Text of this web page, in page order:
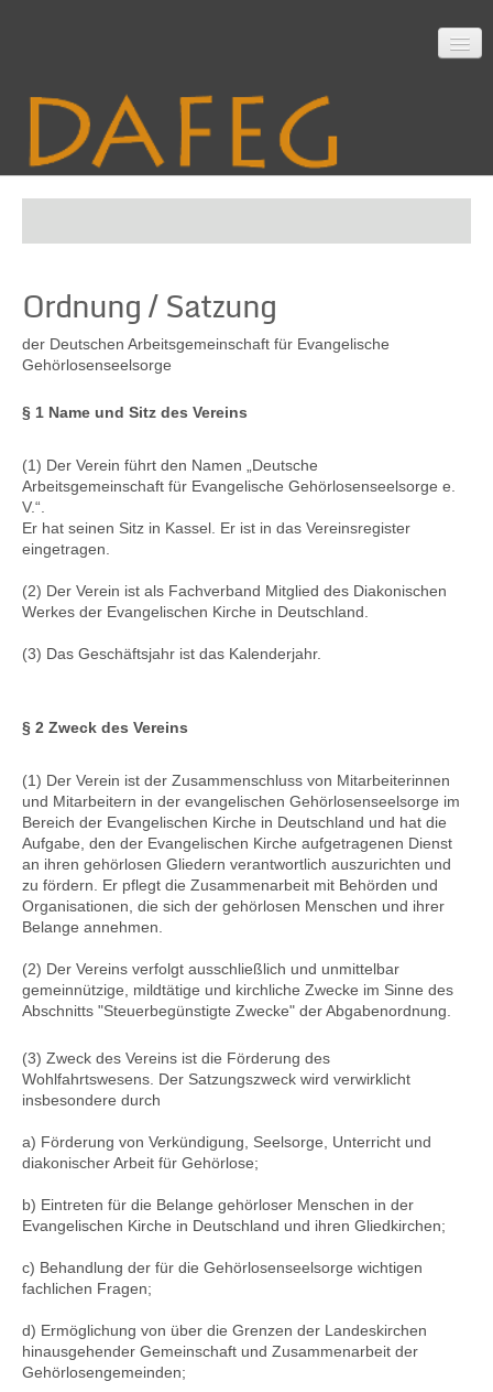
Mitarbeit
Themen
Ordnung / Satzung
der Deutschen Arbeitsgemeinschaft für Evangelische
Gehörlosenseelsorge
§ 1 Name und Sitz des Vereins
(1) Der Verein führt den Namen „Deutsche
Arbeitsgemeinschaft für Evangelische Gehörlosenseelsorge e.
V.“.
Er hat seinen Sitz in Kassel. Er ist in das Vereinsregister
eingetragen.
(2) Der Verein ist als Fachverband Mitglied des Diakonischen
Werkes der Evangelischen Kirche in Deutschland.
(3) Das Geschäftsjahr ist das Kalenderjahr.
§ 2 Zweck des Vereins
(1) Der Verein ist der Zusammenschluss von Mitarbeiterinnen
und Mitarbeitern in der evangelischen Gehörlosenseelsorge im
Bereich der Evangelischen Kirche in Deutschland und hat die
Aufgabe, den der Evangelischen Kirche aufgetragenen Dienst
an ihren gehörlosen Gliedern verantwortlich auszurichten und
zu fördern. Er pflegt die Zusammenarbeit mit Behörden und
Organisationen, die sich der gehörlosen Menschen und ihrer
Belange annehmen.
(2) Der Vereins verfolgt ausschließlich und unmittelbar
gemeinnützige, mildtätige und kirchliche Zwecke im Sinne des
Abschnitts "Steuerbegünstigte Zwecke" der Abgabenordnung.
(3) Zweck des Vereins ist die Förderung des
Wohlfahrtswesens. Der Satzungszweck wird verwirklicht
insbesondere durch
a) Förderung von Verkündigung, Seelsorge, Unterricht und
diakonischer Arbeit für Gehörlose;
b) Eintreten für die Belange gehörloser Menschen in der
Evangelischen Kirche in Deutschland und ihren Gliedkirchen;
c) Behandlung der für die Gehörlosenseelsorge wichtigen
fachlichen Fragen;
d) Ermöglichung von über die Grenzen der Landeskirchen
hinausgehender Gemeinschaft und Zusammenarbeit der
Gehörlosengemeinden;